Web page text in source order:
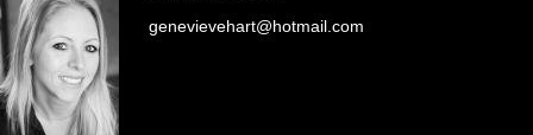
genevievehart@hotmail.com